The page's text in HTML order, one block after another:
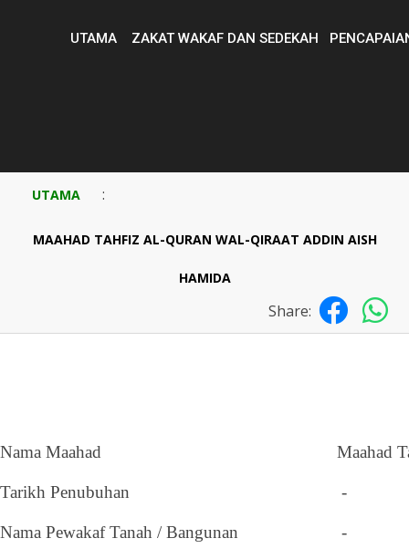
UTAMA ZAKAT WAKAF DAN SEDEKAH
UTAMA :
MAAHAD TAHFIZ AL-QURAN WAL-QIRAAT ADDIN AISH
HAMIDA
Share:
Nama Maahad Maahad
Tarikh Penubuhan -
Nama Pewakaf Tanah / Bangunan -